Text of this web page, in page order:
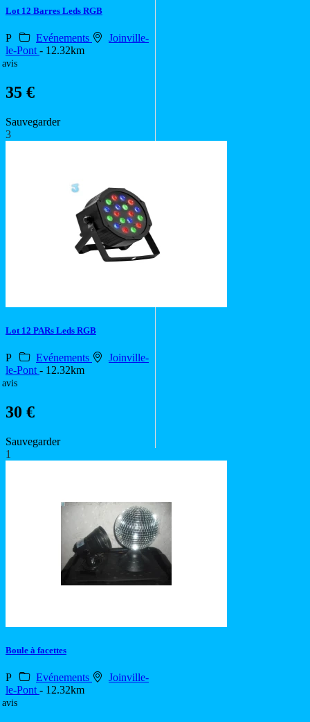
Lot 12 Barres Leds RGB
P Evénements
Joinville-
le-Pont - 12.32km
avis
35 €
Sauvegarder
3
Lot 12 PARs Leds RGB
P Evénements
Joinville-
le-Pont - 12.32km
avis
30 €
Sauvegarder
1
Boule à facettes
P Evénements
Joinville-
le-Pont- 12.32km
avis